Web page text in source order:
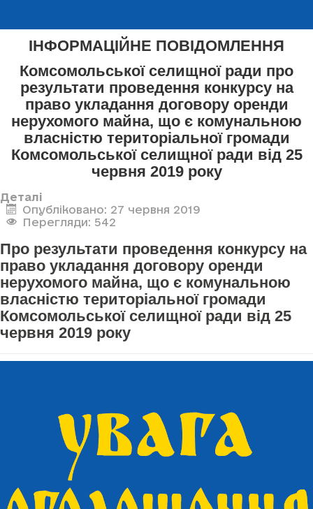
ІНФОРМАЦІЙНЕ ПОВІДОМЛЕННЯ
Комсомольської селищної ради про
результати проведення конкурсу на
право укладання договору оренди
нерухомого майна, що є комунальною
власністю територіальної громади
Комсомольської селищної ради від 25
червня 2019 року
Деталі
Опубліковано: 27 червня 2019
Перегляди: 542
Про результати проведення конкурсу на
право укладання договору оренди
нерухомого майна, що є комунальною
власністю територіальної громади
Комсомольської селищної ради від 25
червня 2019 року